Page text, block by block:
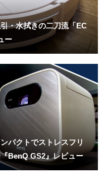
・水拭きの二刀流「EC
ー
パクトでストレスフリ
BenQ GS2』レビュー